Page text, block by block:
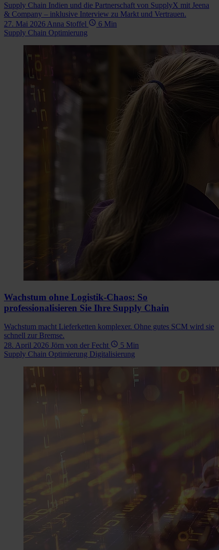
Supply Chain Indien und die Partnerschaft von SupplyX mit Jeena
& Company – inklusive Interview zu Markt und Vertrauen.
27. Mai 2026 Anna Stoffel
6 Min
Supply Chain Optimierung
Wachstum ohne Logistik-Chaos: So
professionalisieren Sie Ihre Supply Chain
Wachstum macht Lieferketten komplexer. Ohne gutes SCM wird sie
schnell zur Bremse.
28. April 2026 Jörn von der Fecht
5 Min
Supply Chain Optimierung Digitalisierung